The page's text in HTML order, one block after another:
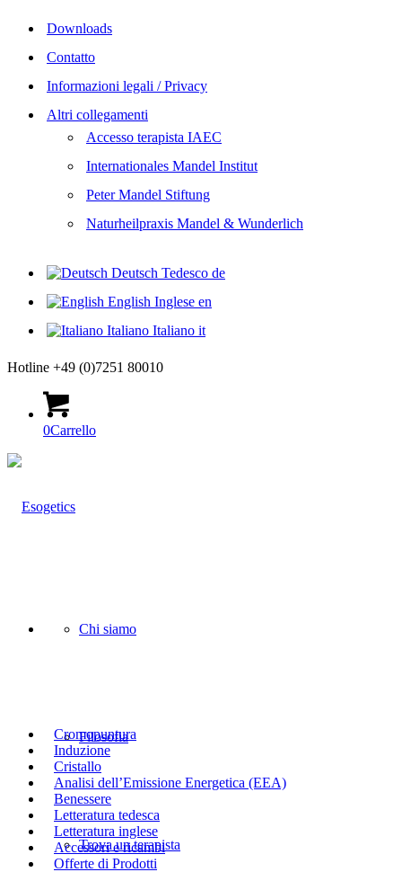
Downloads
Contatto
Informazioni legali / Privacy
Altri collegamenti
Accesso terapista IAEC
Internationales Mandel Institut
Peter Mandel Stiftung
Naturheilpraxis Mandel & Wunderlich
Deutsch Tedesco de
English Inglese en
Italiano Italiano it
Hotline +49 (0)7251 80010
0Carrello
Chi siamo
Filosofia
Trova un terapista
Cromopuntura
Induzione
Cristallo
Analisi dell’Emissione Energetica (EEA)
Benessere
Letteratura tedesca
Letteratura inglese
Accessori e ricambi
Offerte di Prodotti